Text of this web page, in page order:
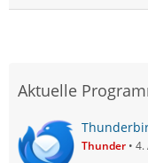
Aktuelle
Thunder 4.